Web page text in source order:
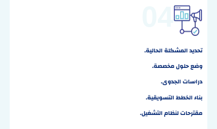
تحديد المشكلة الحالية.
وضع حلول مخصصة.
دراسات الجدوى.
بناء الخطط التسويقية.
مقترحات لنظام التشغيل.